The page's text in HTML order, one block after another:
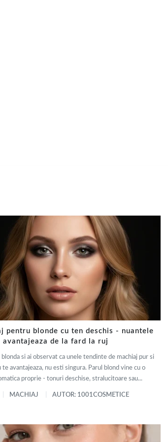
pentru blonde cu ten deschis - nuantele
avantajeaza de la fard la ruj
blonda si ai observat ca unele tendinte de machiaj pur si
te avantajeaza, nu esti singura. Parul blond vine cu o
proprie - tonuri deschise, stralucitoare sau...
MACHIAJ AUTOR: 1001COSMETICE